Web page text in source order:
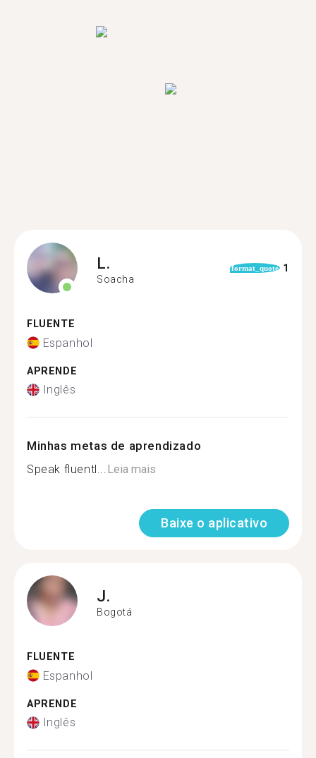
L.
Soacha
format_quote 1
FLUENTE
Espanhol
APRENDE
Inglês
Minhas metas de aprendizado
Speak fluentl...Leia mais
Baixe o aplicativo
J.
Bogotá
FLUENTE
Espanhol
APRENDE
Inglês